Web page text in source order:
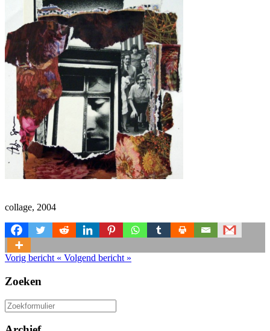
collage, 2004
Vorig bericht « Volgend bericht »
Zoeken
Zoeken
naar: